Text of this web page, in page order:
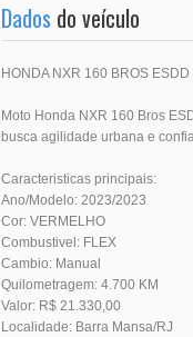
Dados do veículo
HONDA NXR 160 BROS ESDD
Moto Honda NXR 160 Bros
busca agilidade urbana e
Caracteristicas principais:
Ano/Modelo: 2023/2023
Cor: VERMELHO
Combustivel: FLEX
Cambio: Manual
Quilometragem: 4.700 KM
Valor: R$ 21.330,00
Localidade: Barra Mansa/RJ